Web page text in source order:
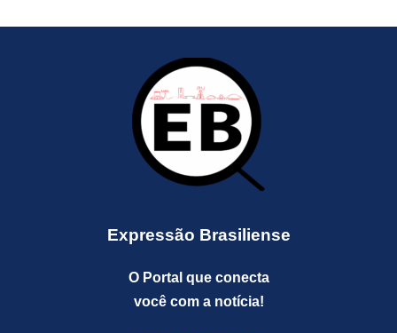
Expressão Brasiliense
O Portal que conecta
você com a notícia!